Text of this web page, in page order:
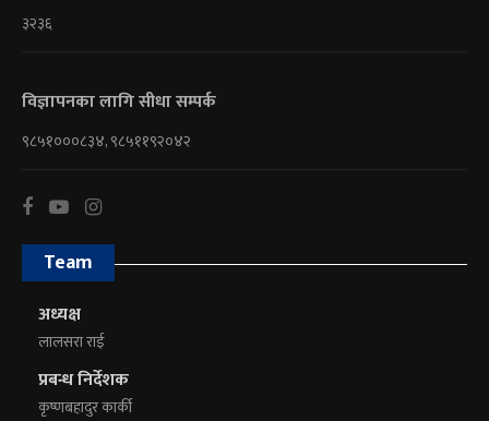
३२३६
विज्ञापनका लागि सीधा सम्पर्क
९८५१०००८३४, ९८५११९२०४२
Team
अध्यक्ष
लालसरा राई
प्रबन्ध निर्देशक
कृष्णबहादुर कार्की